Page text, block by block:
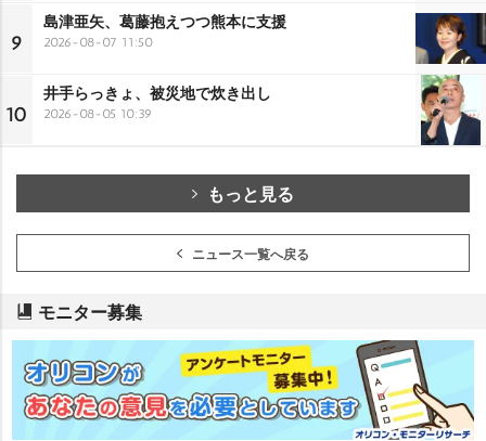
9
島津亜矢、葛藤抱えつつ熊本に支援
2026-08-07 11:50
10
井手らっきょ、被災地で炊き出し
2026-08-05 10:39
もっと見る
ニュース一覧へ戻る
モニター募集